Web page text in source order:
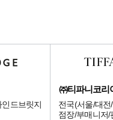
드브릿지
㈜티파니코리
전국(서울/대
점장/부매니저